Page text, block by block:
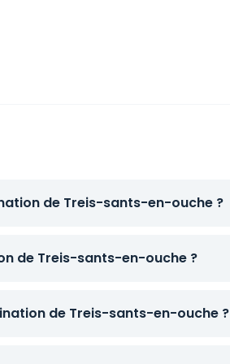
de Treis-sants-en-ouche ?
de Treis-sants-en-ouche ?
de Treis-sants-en-ouche ?